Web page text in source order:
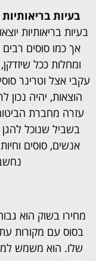
בעיות
בעיות בריאותיות
אך כמו סוסים
ומחלות ככל
עקבי אצל וטרינר
הוצאות, יהיה נכון
עזרה מחברת
בשביל שנוכל
אנשים, סוסים
מחירו בשוק הוא
בסוס עם מקורות
שלו. הוא משמש